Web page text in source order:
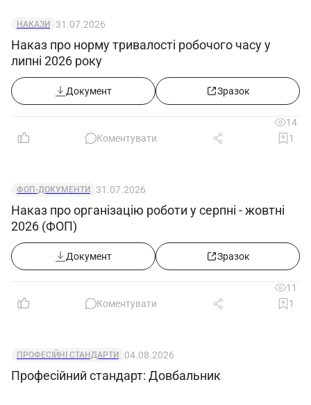
НАКАЗИ 31.07.2026
Наказ про норму тривалості робочого часу у
липні 2026 року
Документ Зразок
14
Коментувати
1
ФОП-ДОКУМЕНТИ 31.07.2026
Наказ про організацію роботи у серпні - жовтні
2026 (ФОП)
Документ Зразок
11
Коментувати
1
ПРОФЕСІЙНІ СТАНДАРТИ 04.08.2026
Професійний стандарт: Довбальник